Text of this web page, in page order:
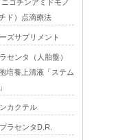
コチンアミドモノ
ド）点滴療法
ズサプリメント
センタ（人胎盤）
培養上清液「ステム
カクテル
ラセンタD.R.